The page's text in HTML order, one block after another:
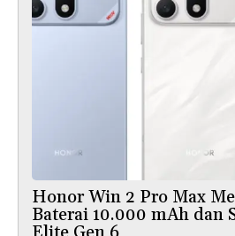
Honor Win 2 Pro Max
Baterai 10.000 mAh dan